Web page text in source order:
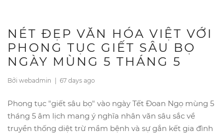
NÉT ĐẸP VĂN HÓA VIỆT VỚI
PHONG TỤC GIẾT SÂU BỌ
NGÀY MÙNG 5 THÁNG 5
Bởi webadmin | 67 days ago
Phong tục "giết sâu bọ" vào ngày Tết Đoan Ngọ mùng 5
tháng 5 âm lịch mang ý nghĩa nhân văn sâu sắc về
truyền thống diệt trừ mầm bệnh và sự gắn kết gia đình